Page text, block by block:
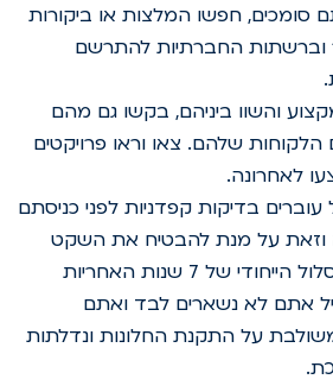
חפשו המלצות או ביקורות
החברתיות להתרשם
והשוו ביניהם, בקשו גם מהם
שלהם. צאו וראו פרויקטים
לאחרונה.
בדיקות קפדניות לפני כניסתם
על מנת להבטיח את השקט
הנפשי שלכם, במסלול הייחודי של 7 שנות האחריות
לא נשארים לבד ואתם
על התקנת החלונות ונדלתות